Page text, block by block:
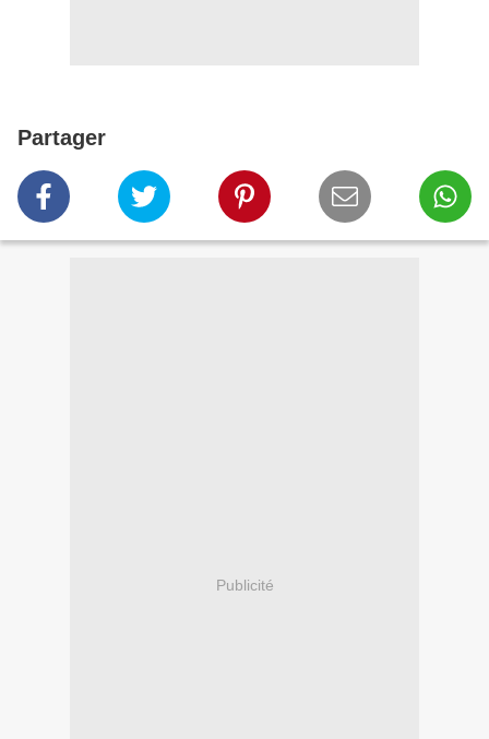
Partager
Publicité